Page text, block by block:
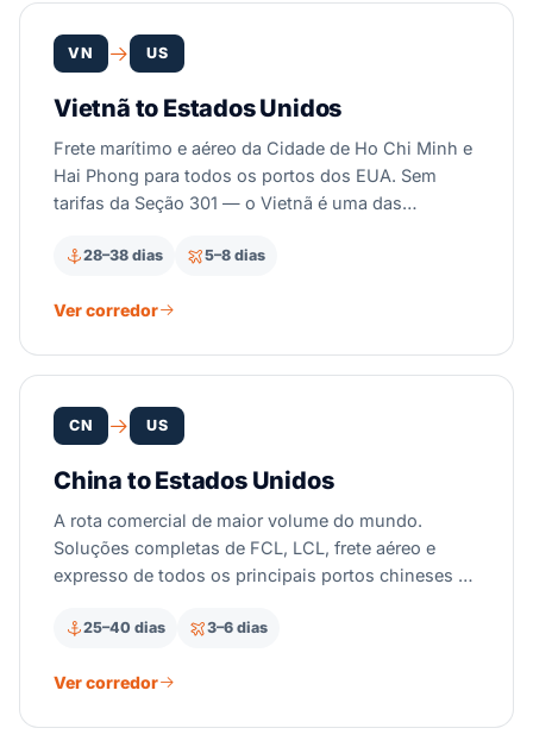
VN US
Vietnã to Estados Unidos
Frete marítimo e aéreo da Cidade de Ho Chi Minh e
Hai Phong para todos os portos dos EUA. Sem
tarifas da Seção 301 — o Vietnã é uma das
relação à China.
28–38 dias 5–8 dias
Ver corredor
CN US
China to Estados Unidos
A rota comercial de maior volume do mundo.
Soluções completas de FCL, LCL, frete aéreo e
expresso de todos os principais portos chineses —
e despacho aduaneiro.
25–40 dias 3–6 dias
Ver corredor